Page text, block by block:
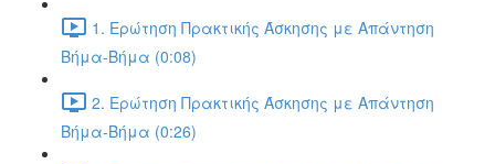
1. Ερώτηση Πρακτικής Άσκησης με Απάντηση
Βήμα-Βήμα (0:08)
2. Ερώτηση Πρακτικής Άσκησης με Απάντηση
Βήμα-Βήμα (0:26)